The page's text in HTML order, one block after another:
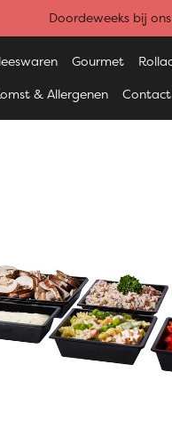
Doordeweeks bij
Gourmet
& Allergenen Contact